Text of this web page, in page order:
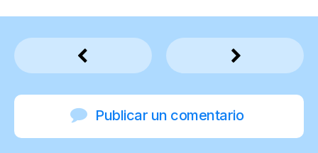
Publicar un comentario